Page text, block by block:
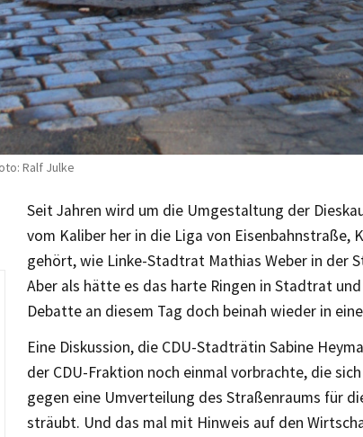
Ralf Julke
Seit Jahren wird um die Umgestaltung der
vom Kaliber her in die Liga von Eisenbahnstraße,
gehört, wie Linke-Stadtrat Mathias Weber in der
Aber als hätte es das harte Ringen in Stadtrat
Debatte an diesem Tag doch beinah wieder in
Eine Diskussion, die CDU-Stadträtin Sabine
der CDU-Fraktion noch einmal vorbrachte, die
gegen eine Umverteilung des Straßenraums für
sträubt. Und das mal mit Hinweis auf den